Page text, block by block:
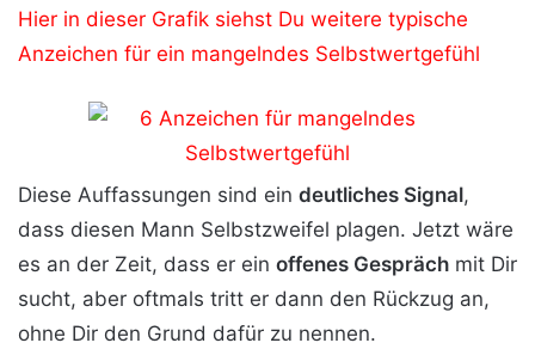
Hier in dieser Grafik siehst Du weitere typische
Anzeichen für ein mangelndes Selbstwertgefühl
Diese Auffassungen sind ein deutliches Signal,
dass diesen Mann Selbstzweifel plagen. Jetzt wäre
es an der Zeit, dass er ein offenes Gespräch mit Dir
sucht, aber oftmals tritt er dann den Rückzug an,
ohne Dir den Grund dafür zu nennen.